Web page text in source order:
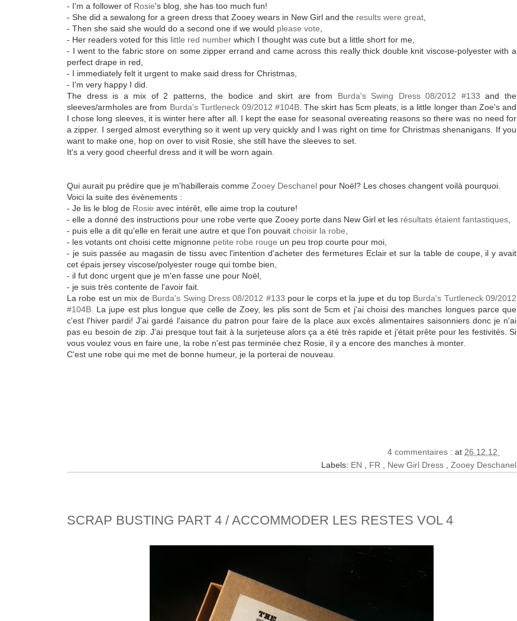
- I'm a follower of Rosie's blog, she has too much fun!
- She did a sewalong for a green dress that Zooey wears in New Girl and the results were great
- Then she said she would do a second one if we would please vote
- Her readers voted for this little red number which I thought was cute but a little short for me,
- I went to the fabric store on some zipper errand and came across this really thick double knit viscose-polyester with a
perfect drape in red,
- I immediately felt it urgent to make said dress for Christmas,
- I'm very happy I did.
The dress is a mix of 2 patterns, the bodice and skirt are from Burda's Swing Dress 08/2012 #133 and the
sleeves/armholes are from Burda's Turtleneck 09/2012 #104B . The skirt has 5cm pleats, is a little longer than Zoe's and
I chose long sleeves, it is winter here after all. I kept the ease for seasonal overeating reasons so there was no need for
a zipper. I serged almost everything so it went up very quickly and I was right on time for Christmas shenanigans. If you
want to make one, hop on over to visit Rosie, she still have the sleeves to set.
It's a very good cheerful dress and it will be worn again.
Qui aurait pu prédire que je m'habillerais comme Zooey Deschanel pour Noël? Les choses changent voilà pourquoi.
Voici la suite des évènements :
- Je lis le blog de Rosie avec intérêt, elle aime trop la couture!
- elle a donné des instructions pour une robe verte que Zooey porte dans New Girl et les résultats étaient fantastiques
- puis elle a dit qu'elle en ferait une autre et que l'on pouvait choisir la robe
- les votants ont choisi cette mignonne petite robe rouge un peu trop courte pour moi,
- je suis passée au magasin de tissu avec l'intention d'acheter des fermetures Eclair et sur la table de coupe, il y avait
cet épais jersey viscose/polyester rouge qui tombe bien,
- il fut donc urgent que je m'en fasse une pour Noël,
- je suis très contente de l'avoir fait.
La robe est un mix de Burda's Swing Dress 08/2012 #133 pour le corps et la jupe et du top Burda's Turtleneck 09/2012
#104B . La jupe est plus longue que celle de Zoey, les plis sont de 5cm et j'ai choisi des manches longues parce que
c'est l'hiver pardi! J'ai gardé l'aisance du patron pour faire de la place aux excès alimentaires saisonniers donc je n'ai
pas eu besoin de zip. J'ai presque tout fait à la surjeteuse alors ça a été très rapide et j'était prête pour les festivités. Si
vous voulez vous en faire une, la robe n'est pas terminée chez Rosie, il y a encore des manches à monter.
C'est une robe qui me met de bonne humeur, je la porterai de nouveau.
4 commentaires : at 26.12.12
Labels: EN FR New Girl Dress Zooey Deschanel
SCRAP BUSTING PART 4 / ACCOMMODER LES RESTES VOL 4